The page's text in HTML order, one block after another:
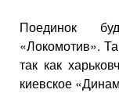
Поединок
«Локомотив».
так как
киевское